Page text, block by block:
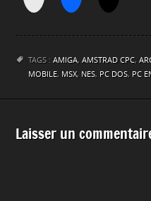
TAGS : AMIGA, AMSTRAD CPC,
MOBILE, MSX, NES, PC DOS, PC
Laisser un